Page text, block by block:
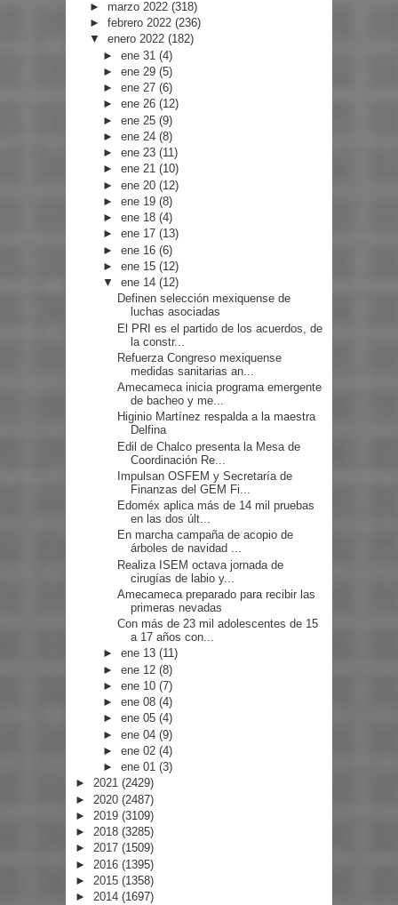
► marzo 2022 (318)
► febrero 2022 (236)
▼ enero 2022 (182)
►ene 31(4)
►ene 29(5)
►ene 27(6)
►ene 26(12)
►ene 25(9)
►ene 24(8)
►ene 23(11)
►ene 21(10)
►ene 20(12)
►ene 19(8)
►ene 18(4)
►ene 17(13)
►ene 16(6)
►ene 15(12)
▼ene 14(12)
Definen selección mexiquense de
luchas asociadas
El PRI es el partido de los acuerdos, de
la constr...
Refuerza Congreso mexiquense
medidas sanitarias an...
Amecameca inicia programa emergente
de bacheo y me...
Higinio Martínez respalda a la maestra
Delfina
Edil de Chalco presenta la Mesa de
Coordinación Re...
Impulsan OSFEM y Secretaría de
Finanzas del GEM Fi...
Edoméx aplica más de 14 mil pruebas
en las dos últ...
En marcha campaña de acopio de
árboles de navidad ...
Realiza ISEM octava jornada de
cirugías de labio y...
Amecameca preparado para recibir las
primeras nevadas
Con más de 23 mil adolescentes de 15
a 17 años con...
►ene 13(11)
►ene 12(8)
►ene 10(7)
►ene 08(4)
►ene 05(4)
►ene 04(9)
►ene 02(4)
►ene 01(3)
► 2021 (2429)
► 2020 (2487)
► 2019 (3109)
► 2018 (3285)
► 2017 (1509)
► 2016 (1395)
► 2015 (1358)
► 2014 (1697)